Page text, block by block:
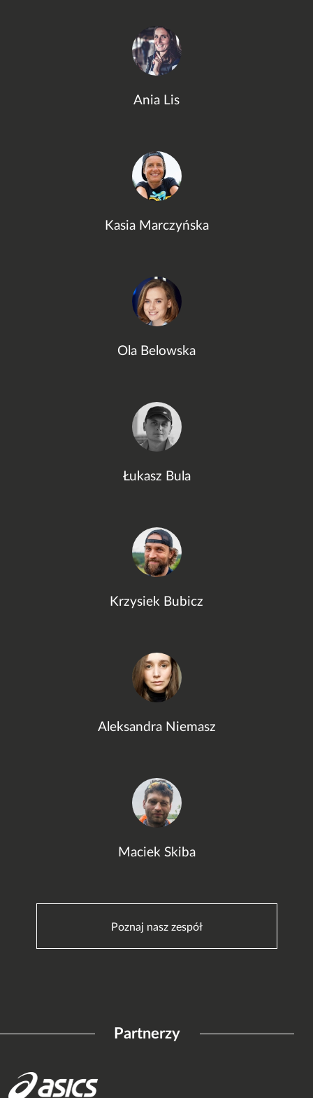
Ania Lis
Kasia Marczyńska
Ola Belowska
Łukasz Bula
Krzysiek Bubicz
Aleksandra Niemasz
Maciek Skiba
Poznaj nasz zespół
Partnerzy